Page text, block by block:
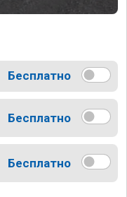
Бесплатно
Бесплатно
Бесплатно